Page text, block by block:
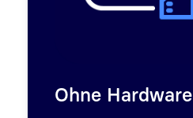
Ohne Hardware